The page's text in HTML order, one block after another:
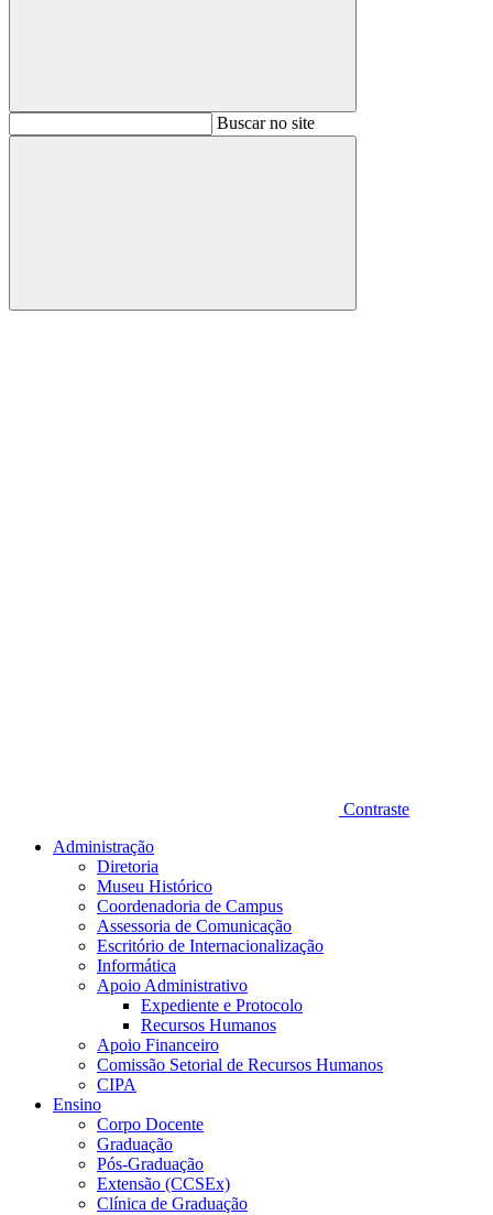
BuscarBuscar no site
Buscar
Contraste
Administração
Diretoria
Museu Histórico
Coordenadoria de Campus
Assessoria de Comunicação
Escritório de Internacionalização
Informática
Apoio Administrativo
Expediente e Protocolo
Recursos Humanos
Apoio Financeiro
Comissão Setorial de Recursos Humanos
CIPA
Ensino
Corpo Docente
Graduação
Pós-Graduação
Extensão (CCSEx)
Clínica de Graduação